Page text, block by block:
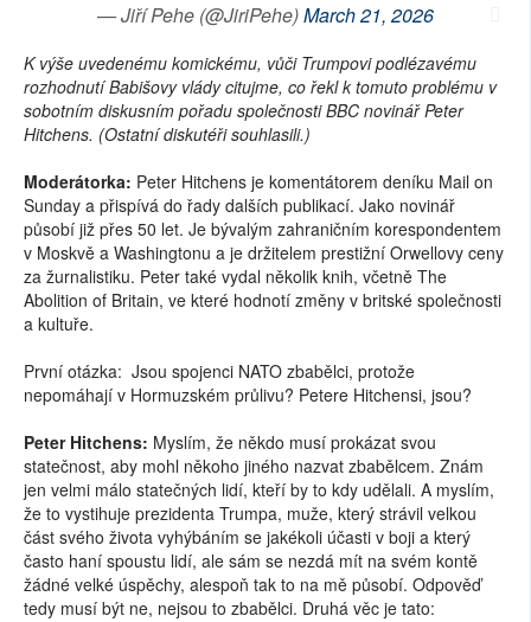
— Jiří Pehe (@JiriPehe)March 21, 2026
K výše uvedenému komickému, vůči Trumpovi podlézavému
rozhodnutí Babišovy vlády citujme, co řekl k tomuto problému v
sobotním diskusním pořadu společnosti BBC novinář Peter
Hitchens. (Ostatní diskutéři souhlasili.)
Moderátorka: Peter Hitchens je komentátorem deníku Mail on
Sunday a přispívá do řady dalších publikací. Jako novinář
působí již přes 50 let. Je bývalým zahraničním korespondentem
v Moskvě a Washingtonu a je držitelem prestižní Orwellovy ceny
za žurnalistiku. Peter také vydal několik knih, včetně The
Abolition of Britain, ve které hodnotí změny v britské společnosti
a kultuře.
První otázka: Jsou spojenci NATO zbabělci, protože
nepomáhají v Hormuzském průlivu? Petere Hitchensi, jsou?
Peter Hitchens: Myslím, že někdo musí prokázat svou
statečnost, aby mohl někoho jiného nazvat zbabělcem. Znám
jen velmi málo statečných lidí, kteří by to kdy udělali. A myslím,
že to vystihuje prezidenta Trumpa, muže, který strávil velkou
část svého života vyhýbáním se jakékoli účasti v boji a který
často haní spoustu lidí, ale sám se nezdá mít na svém kontě
žádné velké úspěchy, alespoň tak to na mě působí. Odpověď
tedy musí být ne, nejsou to zbabělci. Druhá věc je tato: